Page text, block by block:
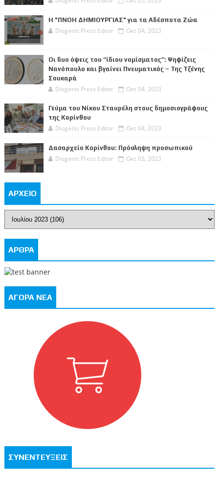
Η "ΠΝΟΗ ΔΗΜΙΟΥΡΓΙΑΣ" για τα Αδέσποτα Ζώα
Diogenis Press Editor Οκτ 04, 2023
Οι δυο όψεις του “ίδιου νομίσματος”: Ψηφίζεις
Νανόπουλο και βγαίνει Πνευματικός – Της Τζένης
Σουκαρά
Diogenis Press Editor Οκτ 04, 2023
Γεύμα του Νίκου Σταυρέλη στους δημοσιογράφους
της Κορίνθου
Diogenis Press Editor Οκτ 04, 2023
Δασαρχείο Κορίνθου: Πρόσληψη προσωπικού
Diogenis Press Editor Οκτ 03, 2023
ΑΡΧΕΙΟ
ΑΡΘΡΑ
ΑΓΟΡΑ ΝΕΑ
ΣΥΝΕΝΤΕΥΞΕΙΣ